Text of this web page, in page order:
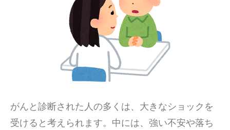
がんと診断された人の多くは、大きなショックを
受けると考えられます。中には、強い不安や落ち